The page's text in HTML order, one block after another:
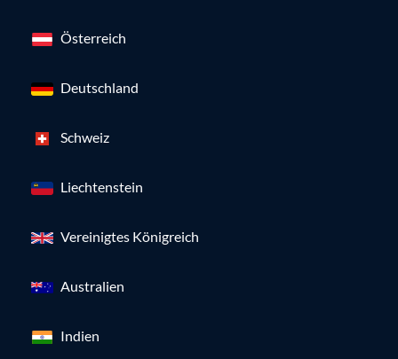
Österreich
Deutschland
Schweiz
Liechtenstein
Vereinigtes Königreich
Australien
Indien